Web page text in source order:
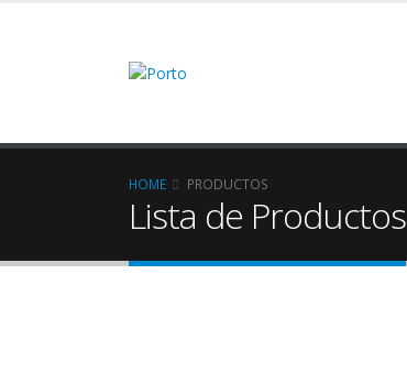
HOME PRODUCTOS
Lista de Productos